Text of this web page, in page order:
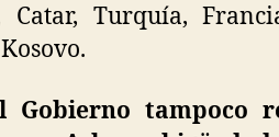
Catar, Turquía,
Gobierno tampoco